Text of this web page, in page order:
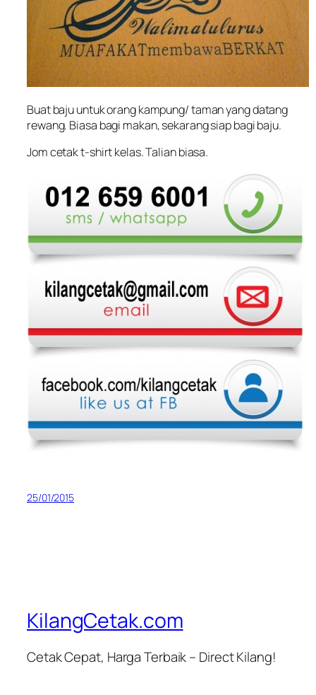
Buat baju untuk orang kampung/ taman yang datang
rewang. Biasa bagi makan, sekarang siap bagi baju.
Jom cetak t-shirt kelas. Talian biasa.
25/01/2015
KilangCetak.com
Cetak Cepat, Harga Terbaik – Direct Kilang!